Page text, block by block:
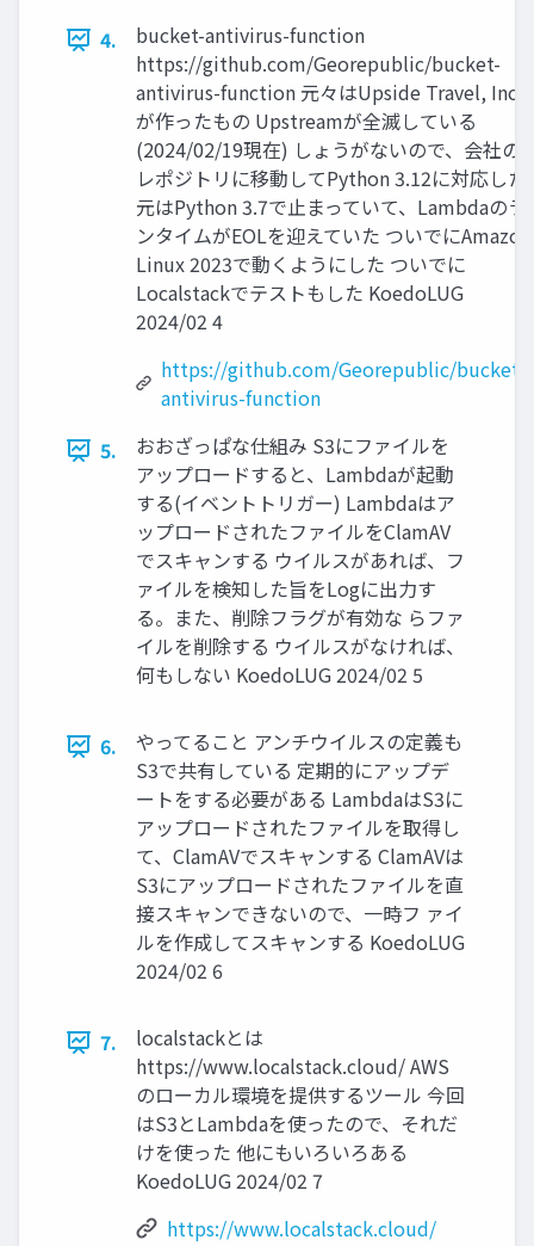
4.
bucket-antivirus-function
https://github.com/Georepublic/bucket-
antivirus-function 元々はUpside Travel, Inc.
が作ったもの Upstreamが全滅している
(2024/02/19現在) しょうがないので、会社の
レポジトリに移動してPython 3.12に対応した
元はPython 3.7で止まっていて、Lambdaのラ
ンタイムがEOLを迎えていた ついでにAmazon
Linux 2023で動くようにした ついでに
Localstackでテストもした KoedoLUG
2024/02 4
https://github.com/Georepublic/bucket-
antivirus-function
5.
おおざっぱな仕組み S3にファイルを
アップロードすると、Lambdaが起動
する(イベントトリガー) Lambdaはア
ップロードされたファイルをClamAV
でスキャンする ウイルスがあれば、フ
ァイルを検知した旨をLogに出力す
る。また、削除フラグが有効な らファ
イルを削除する ウイルスがなければ、
何もしない KoedoLUG 2024/02 5
6.
やってること アンチウイルスの定義も
S3で共有している 定期的にアップデ
ートをする必要がある LambdaはS3に
アップロードされたファイルを取得し
て、ClamAVでスキャンする ClamAVは
S3にアップロードされたファイルを直
接スキャンできないので、一時フ ァイ
ルを作成してスキャンする KoedoLUG
2024/02 6
7.
localstackとは
https://www.localstack.cloud/ AWS
のローカル環境を提供するツール 今回
はS3とLambdaを使ったので、それだ
けを使った 他にもいろいろある
KoedoLUG 2024/02 7
https://www.localstack.cloud/